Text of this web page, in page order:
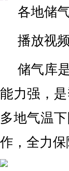
各地储
播放视
储气库
能力强，
多地气温
作，全力保